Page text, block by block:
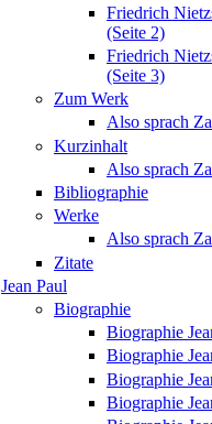
Friedrich
(Seite 2)
Friedrich
(Seite 3)
Zum Werk
Also sprach
Kurzinhalt
Also sprach
Bibliographie
Werke
Also sprach
Zitate
Jean Paul
Biographie
Biographie
Biographie
Biographie
Biographie